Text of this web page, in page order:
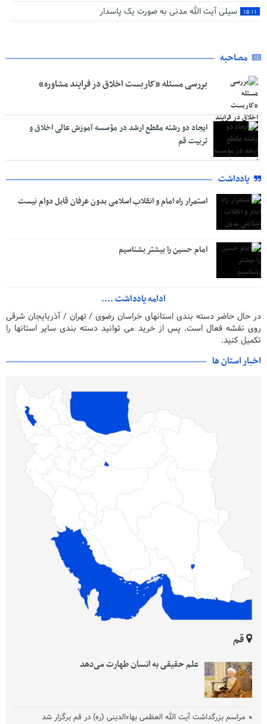
۱۵:۱۱ سیلی آیت‌ الله مدنی به صورت یک پاسدار
مصاحبه
بررسی مسئله «کاربست اخلاق در فرایند مشاوره»
ایجاد دو رشته مقطع ارشد در مؤسسه آموزش عالی اخلاق و
تربیت قم
یادداشت
استمرار راه امام و انقلاب اسلامی بدون عرفان قابل دوام نیست
امام حسین را بیشتر بشناسیم
ادامه یادداشت ....
در حال حاضر دسته بندی استانهای خراسان رضوی / تهران / آذربایجان شرقی
روی نقشه فعال است. پس از خرید می توانید دسته بندی سایر استانها را
تکمیل کنید.
اخبار استان ها
قم
علم حقیقی به انسان طهارت می‌دهد
مراسم بزرگداشت آیت‌ الله العظمی بهاءالدینی (ره) در قم برگزار شد